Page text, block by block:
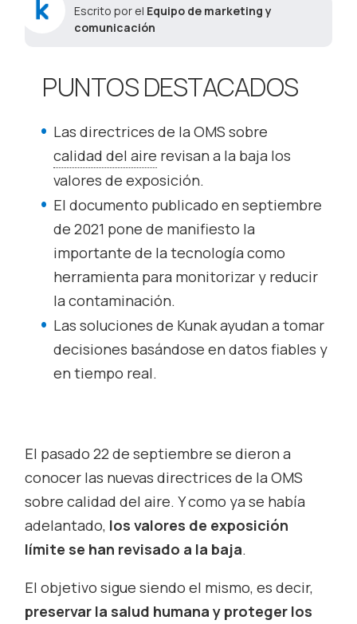
Escrito por el Equipo de marketing y
comunicación
PUNTOS DESTACADOS
Las directrices de la OMS sobre
calidad del aire revisan a la baja los
valores de exposición.
El documento publicado en septiembre
de 2021 pone de manifiesto la
importante de la tecnología como
herramienta para monitorizar y reducir
la contaminación.
Las soluciones de Kunak ayudan a tomar
decisiones basándose en datos fiables y
en tiempo real.
El pasado 22 de septiembre se dieron a
conocer las nuevas directrices de la OMS
sobre calidad del aire. Y como ya se había
adelantado, los valores de exposición
límite se han revisado a la baja.
El objetivo sigue siendo el mismo, es decir,
preservar la salud humana y proteger los